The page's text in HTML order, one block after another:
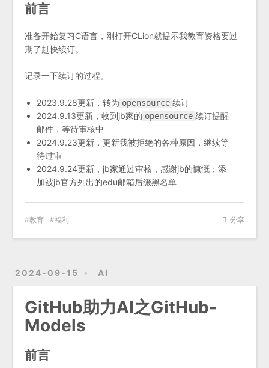
前言
准备开始复习C语言，刚打开CLion就提示我教育资格要过
期了赶快续订。
记录一下续订的过程。
2023.9.28更新，转为 opensource 续订
2024.9.13更新，收到jb家的 opensource 续订提醒
邮件，等待审核中
2024.9.23更新，更新我被拒绝的各种原因，继续等
待过审
2024.9.24更新，jb家通过审核，感谢jb的慷慨；添
加被jb官方列出的edu邮箱后缀黑名单
分享
教育 福利
2024-09-15 AI
GitHub助力AI之GitHub-
Models
前言